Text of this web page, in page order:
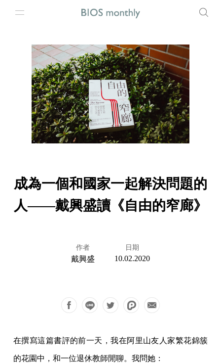
成為一個和國家一起解決問題的
人——戴興盛讀《自由的窄廊》
作者
戴興盛
日期
10.02.2020
在撰寫這篇書評的前一天，我在阿里山友人家繁花錦簇
的花園中，和一位退休教師閒聊。我問她：